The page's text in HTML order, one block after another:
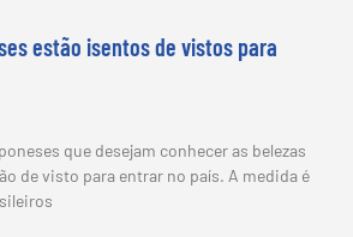
estão isentos de vistos para
que desejam conhecer as belezas
de visto para entrar no país. A medida é